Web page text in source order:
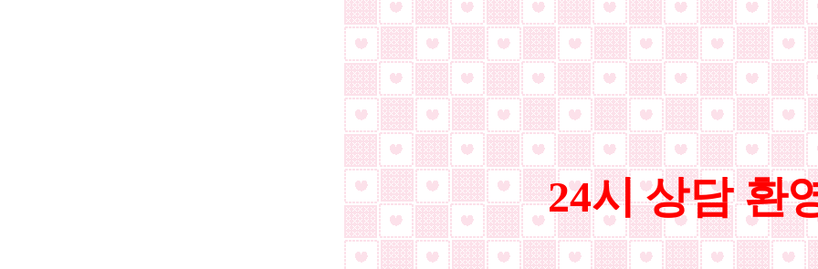
24시 상담 환